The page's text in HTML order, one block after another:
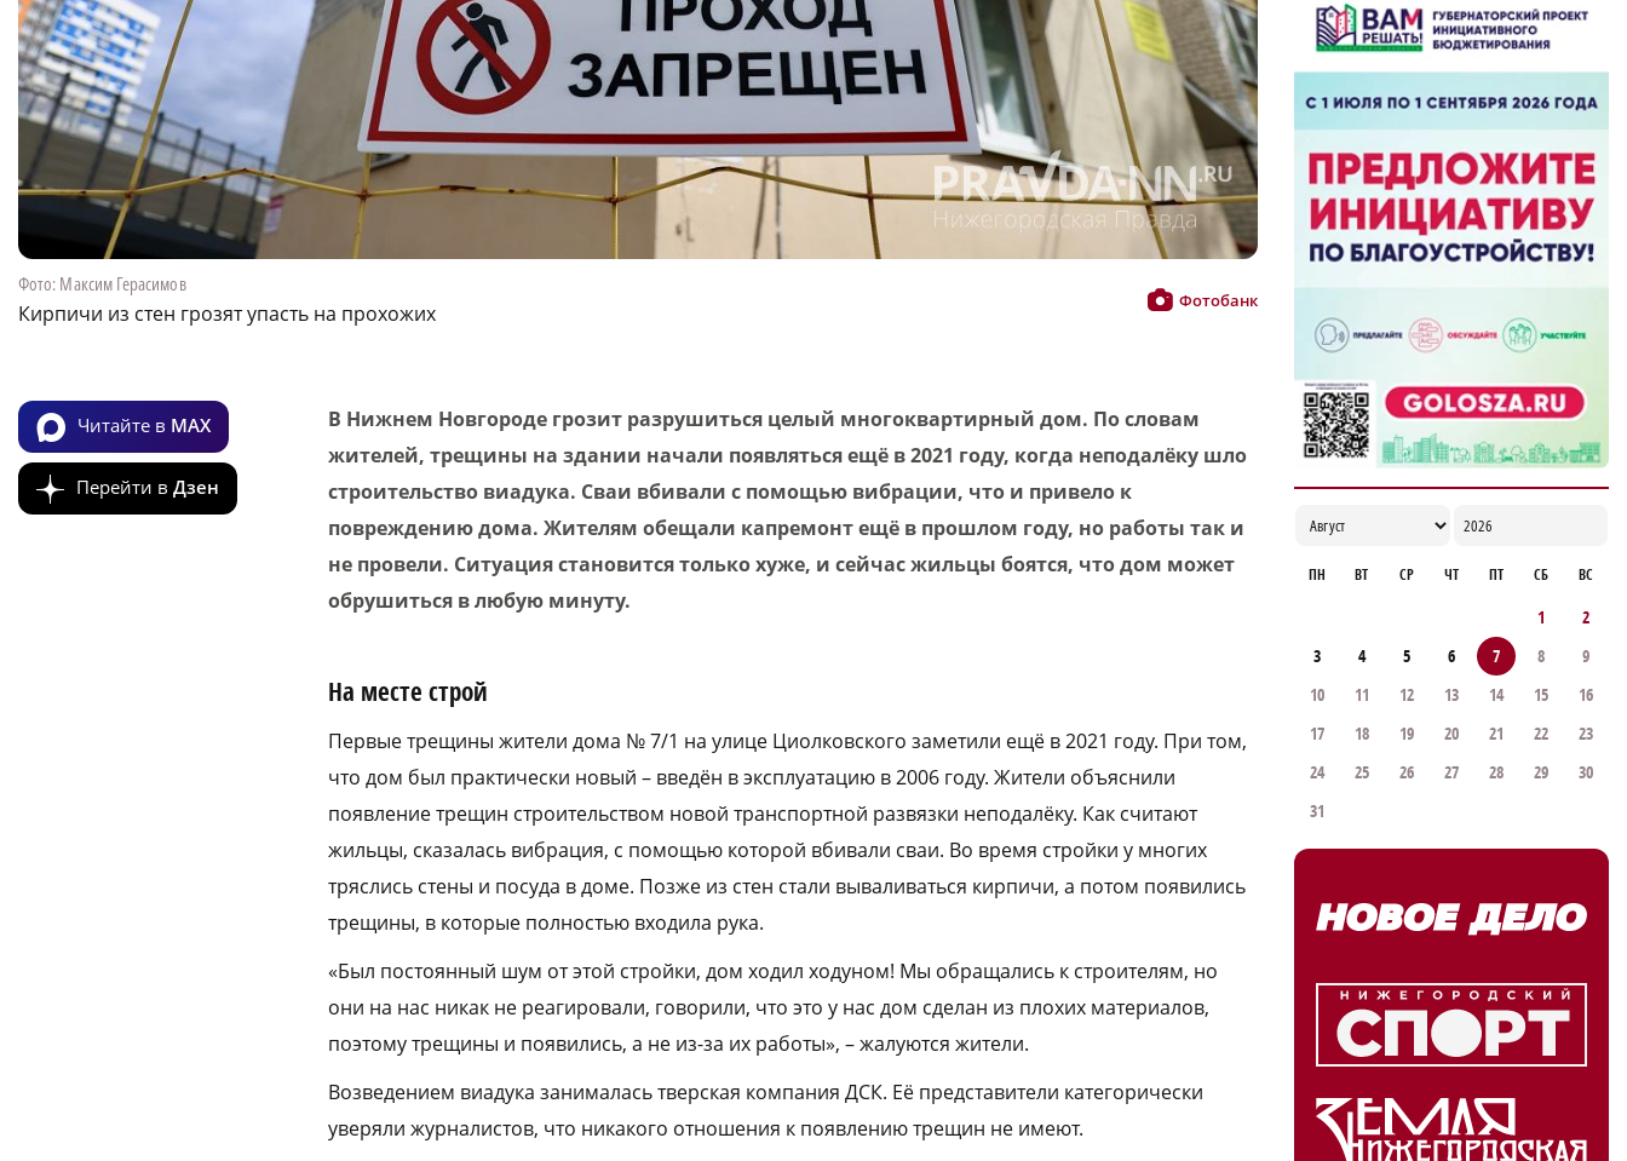
Фото: Максим Герасимов
Кирпичи из стен грозят упасть на прохожих Фотобанк
Читайте в MAX
Перейти в Дзен
В Нижнем Новгороде грозит разрушиться целый многоквартирный дом. По словам
жителей, трещины на здании начали появляться ещё в 2021 году, когда неподалёку шло
строительство виадука. Сваи вбивали с помощью вибрации, что и привело к
повреждению дома. Жителям обещали капремонт ещё в прошлом году, но работы так и
не провели. Ситуация становится только хуже, и сейчас жильцы боятся, что дом может
обрушиться в любую минуту.
На месте строй
Первые трещины жители дома № 7/1 на улице Циолковского заметили ещё в 2021 году. При том,
что дом был практически новый – введён в эксплуатацию в 2006 году. Жители объяснили
появление трещин строительством новой транспортной развязки неподалёку. Как считают
жильцы, сказалась вибрация, с помощью которой вбивали сваи. Во время стройки у многих
тряслись стены и посуда в доме. Позже из стен стали вываливаться кирпичи, а потом появились
трещины, в которые полностью входила рука.
«Был постоянный шум от этой стройки, дом ходил ходуном! Мы обращались к строителям, но
они на нас никак не реагировали, говорили, что это у нас дом сделан из плохих материалов,
поэтому трещины и появились, а не из-за их работы», – жалуются жители.
Возведением виадука занималась тверская компания ДСК. Её представители категорически
уверяли журналистов, что никакого отношения к появлению трещин не имеют.
×
08:05
Небольшое похолодание и пасмурная
погода ждут нижегородцев в выходные
07:26
12 уголовных дел завели в отношении
нижегородских водителей за пьяную езду
20:29
Строительство новых станций
нижегородского метро планируют
закончить к 2028 году
ПН ВТ СР ЧТ ПТ СБ ВС
1
2
3
4 5 6 7 8
9
10
11 12 13 14 15
16
17
18 19 20 21 22
23
24
25 26 27 28 29
30
31